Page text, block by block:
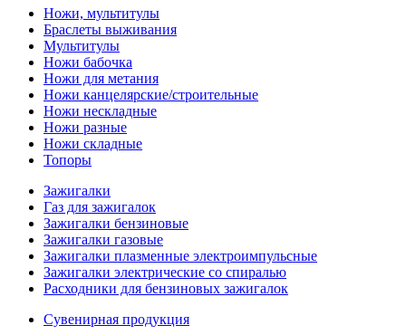
Ножи, мультитулы
Браслеты выживания
Мультитулы
Ножи бабочка
Ножи для метания
Ножи канцелярские/строительные
Ножи нескладные
Ножи разные
Ножи складные
Топоры
Зажигалки
Газ для зажигалок
Зажигалки бензиновые
Зажигалки газовые
Зажигалки плазменные электроимпульсные
Зажигалки электрические со спиралью
Расходники для бензиновых зажигалок
Сувенирная продукция